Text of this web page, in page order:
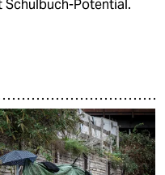
Schulbuch-Potential.